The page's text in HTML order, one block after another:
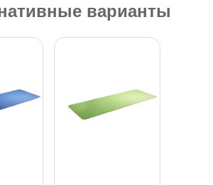
варианты